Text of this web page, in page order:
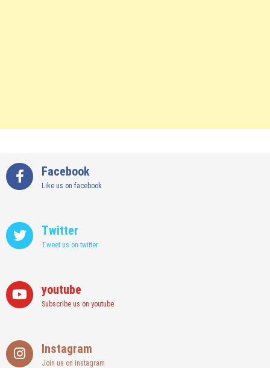
Facebook
Like us on facebook
Twitter
Tweet us on twitter
youtube
Subscribe us on youtube
Instagram
Join us on instagram